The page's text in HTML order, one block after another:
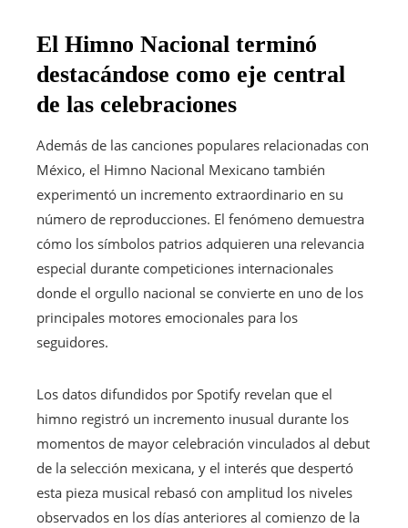
El Himno Nacional terminó
destacándose como eje central
de las celebraciones
Además de las canciones populares relacionadas con
México, el Himno Nacional Mexicano también
experimentó un incremento extraordinario en su
número de reproducciones. El fenómeno demuestra
cómo los símbolos patrios adquieren una relevancia
especial durante competiciones internacionales
donde el orgullo nacional se convierte en uno de los
principales motores emocionales para los
seguidores.
Los datos difundidos por Spotify revelan que el
himno registró un incremento inusual durante los
momentos de mayor celebración vinculados al debut
de la selección mexicana, y el interés que despertó
esta pieza musical rebasó con amplitud los niveles
observados en los días anteriores al comienzo de la